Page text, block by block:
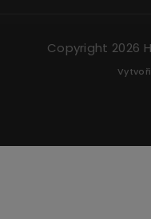
Copyright 2026